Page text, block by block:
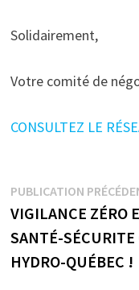
Solidairement,
Votre comité de
CONSULTEZ LE
Navigation
de
l’article
PUBLICATION
VIGILANCE ZÉRO
SANTÉ-SÉCURITE
HYDRO-QUÉBEC !